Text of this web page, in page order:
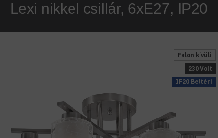
Lexi nikkel csillár, 6xE27, IP20
Falon kívüli
IP20 Beltéri
230 Volt